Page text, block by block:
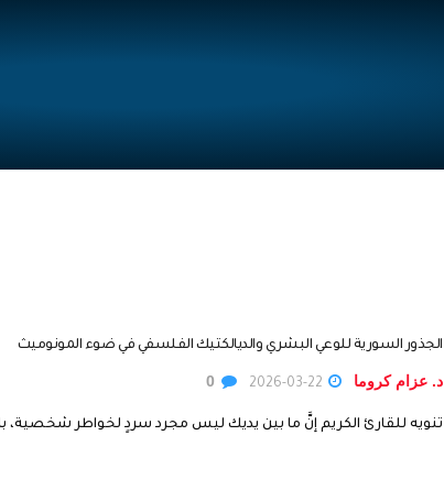
الجذور السورية للوعي البشري والديالكتيك الفلسفي في ضوء المونوميث
د. عزام كروما
تنويه للقارئ الكريم إنَّ ما بين يديك ليس مجرد سردٍ لخواطر